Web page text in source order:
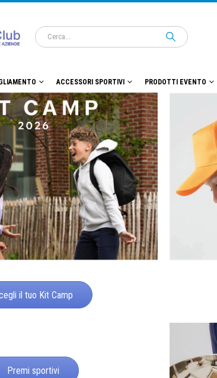
ACCESSORI SPORTIVI PRODOTTI EVENTO
il tuo Kit Camp
Premi sportivi